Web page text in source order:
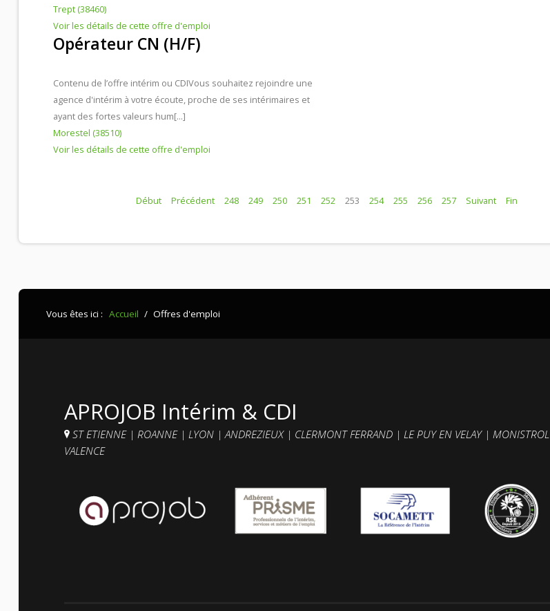
Trept (38460)
Voir les détails de cette offre d'emploi
Opérateur CN (H/F)
Contenu de l’offre intérim ou CDIVous souhaitez rejoindre une
agence d'intérim à votre écoute, proche de ses intérimaires et
ayant des fortes valeurs hum[...]
Morestel (38510)
Voir les détails de cette offre d'emploi
Début Précédent 248 249 250 251 252 253 254 255 256 257 Suivant Fin
Vous êtes ici : Accueil / Offres d'emploi
APROJOB Intérim & CDI
ST ETIENNE| ROANNE | LYON |ANDREZIEUX | CLERMONT FERRAND | LE PUY EN VELAY| MONISTROL
VALENCE